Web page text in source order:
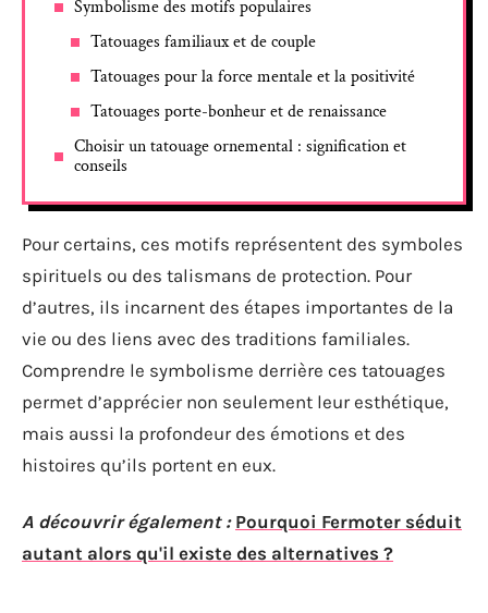
Symbolisme des motifs populaires
Tatouages familiaux et de couple
Tatouages pour la force mentale et la positivité
Tatouages porte-bonheur et de renaissance
Choisir un tatouage ornemental : signification et
conseils
Pour certains, ces motifs représentent des symboles
spirituels ou des talismans de protection. Pour
d’autres, ils incarnent des étapes importantes de la
vie ou des liens avec des traditions familiales.
Comprendre le symbolisme derrière ces tatouages
permet d’apprécier non seulement leur esthétique,
mais aussi la profondeur des émotions et des
histoires qu’ils portent en eux.
A découvrir également : Pourquoi Fermoter séduit
autant alors qu'il existe des alternatives ?